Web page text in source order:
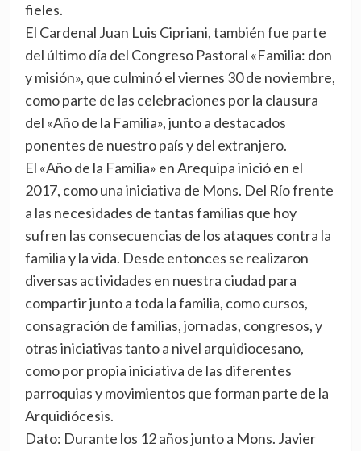
fieles.
El Cardenal Juan Luis Cipriani, también fue parte
del último día del Congreso Pastoral «Familia: don
y misión», que culminó el viernes 30 de noviembre,
como parte de las celebraciones por la clausura
del «Año de la Familia», junto a destacados
ponentes de nuestro país y del extranjero.
El «Año de la Familia» en Arequipa inició en el
2017, como una iniciativa de Mons. Del Río frente
a las necesidades de tantas familias que hoy
sufren las consecuencias de los ataques contra la
familia y la vida. Desde entonces se realizaron
diversas actividades en nuestra ciudad para
compartir junto a toda la familia, como cursos,
consagración de familias, jornadas, congresos, y
otras iniciativas tanto a nivel arquidiocesano,
como por propia iniciativa de las diferentes
parroquias y movimientos que forman parte de la
Arquidiócesis.
Dato: Durante los 12 años junto a Mons. Javier